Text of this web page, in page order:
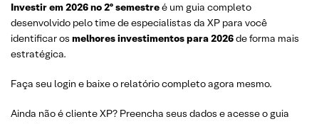
Investir em 2026 no 2º semestreé um guia completo
desenvolvido pelo time de especialistas da XP para você
identificar os melhores investimentos para 2026de forma mais
estratégica.
Faça seu login e baixe o relatório completo agora mesmo.
Ainda não é cliente XP? Preencha seus dados e acesse o guia